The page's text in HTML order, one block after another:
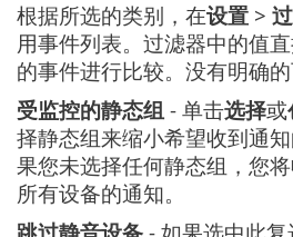
根据所选的类别，在设置 >
用事件列表。过滤器中的值
的事件进行比较。没有明确的
受监控的静态组 - 单击选择或
择静态组来缩小希望收到通
果您未选择任何静态组，您
所有设备的通知。